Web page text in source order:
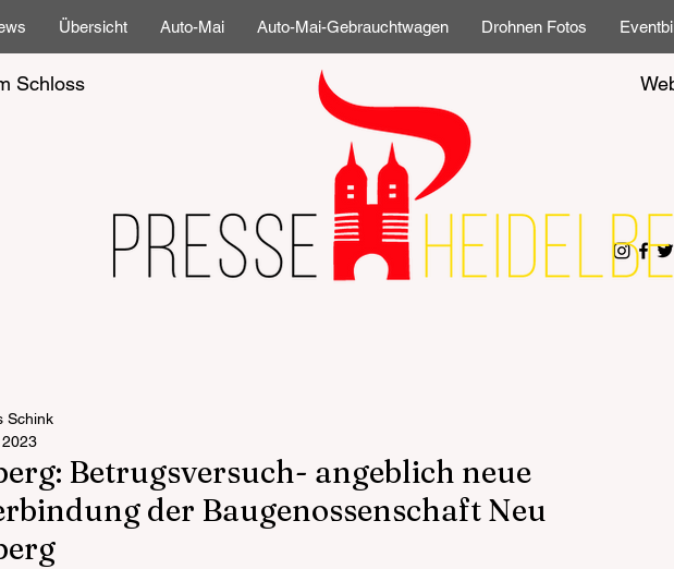
Übersicht Auto-Mai Auto-Mai-Gebrauchtwagen Drohnen Fotos
Schloss
Betrugsversuch- angeblich neue
der Baugenossenschaft Neu
Schink